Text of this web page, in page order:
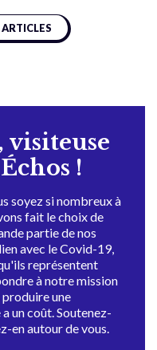
visiteuse
!
soyez si nombreux à
fait le choix de
partie de nos
avec le Covid-19,
représentent
à notre mission
une
un coût. Soutenez-
en autour de vous.